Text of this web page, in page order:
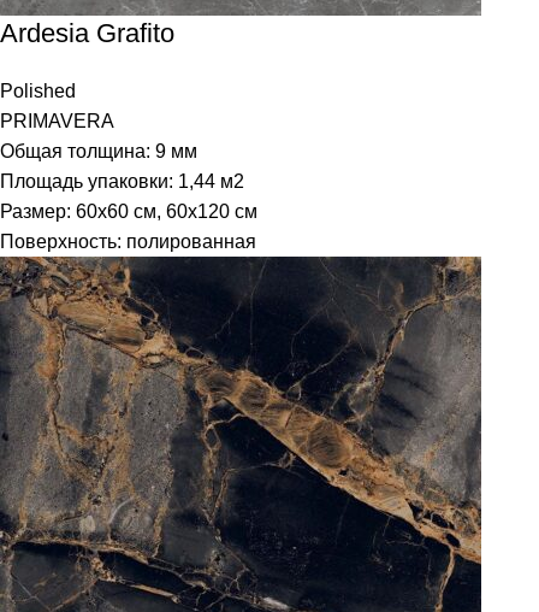
Ardesia Grafito
Polished
PRIMAVERA
Общая толщина: 9 мм
Площадь упаковки: 1,44 м2
Размер: 60х60 см, 60х120 см
Поверхность: полированная